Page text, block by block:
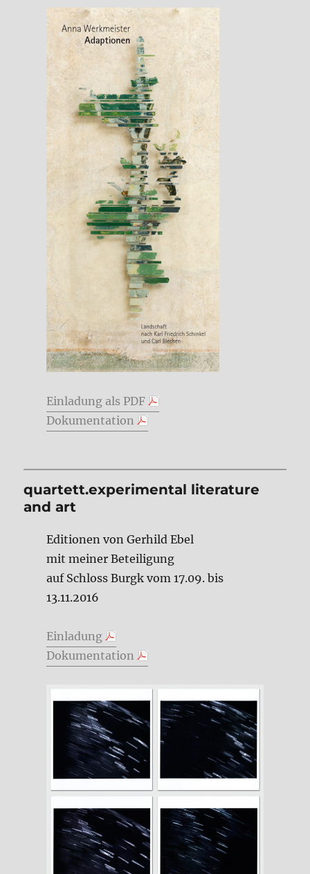
Einladung als PDF
Dokumentation
quartett.experimental literature
and art
Editionen von Gerhild Ebel
mit meiner Beteiligung
auf Schloss Burgk vom 17.09. bis
13.11.2016
Einladung
Dokumentation